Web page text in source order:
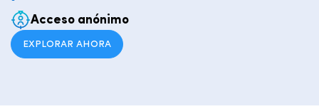
Acceso anónimo
EXPLORAR AHORA